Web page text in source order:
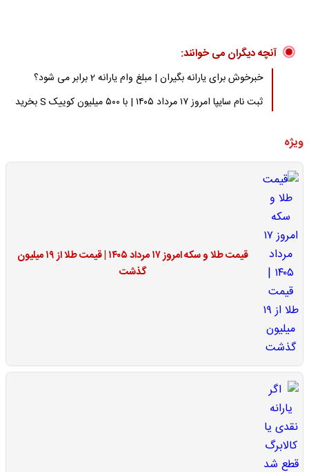
آنچه دیگران می خوانند:
خبرخوش برای یارانه بگیران | مبلغ وام یارانه 2 برابر می شود؟
ثبت نام سایپا امروز ۱۷ مرداد ۱۴۰۵ | با ۵۰۰ میلیون کوییک S بخرید
ویژه
قیمت طلا و سکه امروز ۱۷ مرداد ۱۴۰۵ | قیمت طلا از ۱۹ میلیون
گذشت